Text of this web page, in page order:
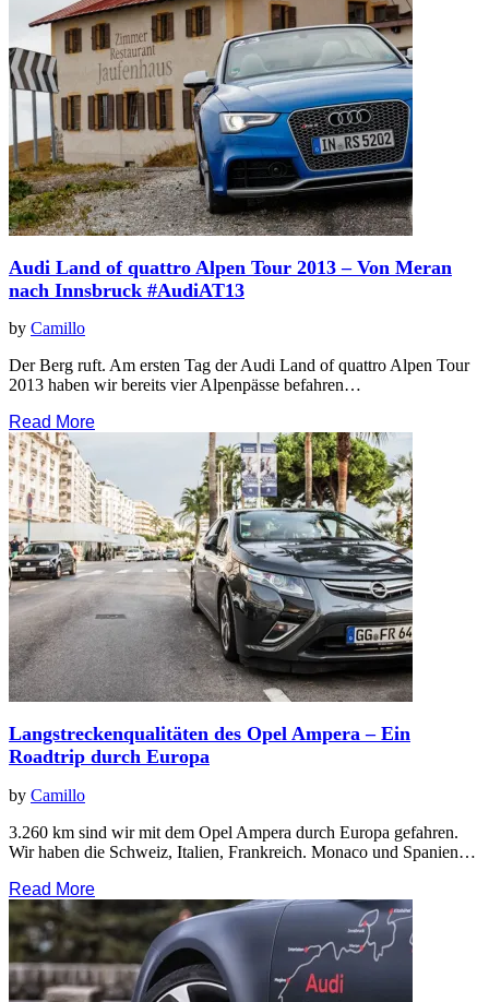
Audi Land of quattro Alpen Tour 2013 – Von Meran
nach Innsbruck #AudiAT13
by Camillo
Der Berg ruft. Am ersten Tag der Audi Land of quattro Alpen Tour
2013 haben wir bereits vier Alpenpässe befahren…
Read More
Langstreckenqualitäten des Opel Ampera – Ein
Roadtrip durch Europa
by Camillo
3.260 km sind wir mit dem Opel Ampera durch Europa gefahren.
Wir haben die Schweiz, Italien, Frankreich. Monaco und Spanien…
Read More